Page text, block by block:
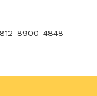
8900-4848